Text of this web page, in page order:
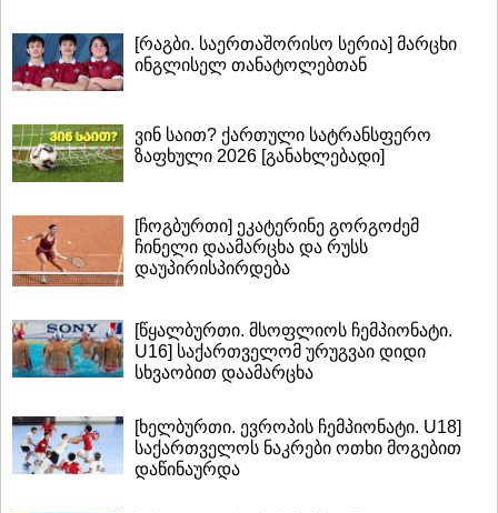
[რაგბი. საერთაშორისო სერია] მარცხი
ინგლისელ თანატოლებთან
ვინ საით? ქართული სატრანსფერო
ზაფხული 2026 [განახლებადი]
[ჩოგბურთი] ეკატერინე გორგოძემ
ჩინელი დაამარცხა და რუსს
დაუპირისპირდება
[წყალბურთი. მსოფლიოს ჩემპიონატი.
U16] საქართველომ ურუგვაი დიდი
სხვაობით დაამარცხა
[ხელბურთი. ევროპის ჩემპიონატი. U18]
საქართველოს ნაკრები ოთხი მოგებით
დაწინაურდა